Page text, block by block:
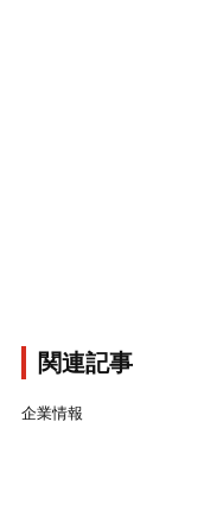
関連記事
企業情報